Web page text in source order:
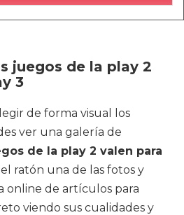
juegos de la play 2
3
de forma visual los
ver una galería de
de la play 2 valen para
ratón una de las fotos y
online de artículos para
viendo sus cualidades y